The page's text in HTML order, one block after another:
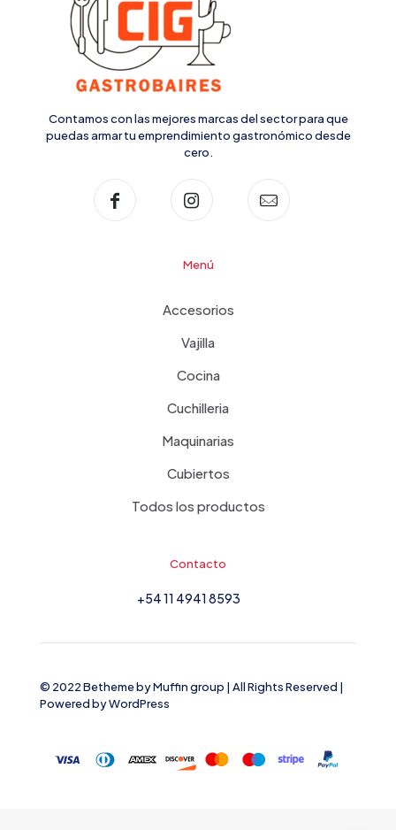
Contamos con las mejores marcas del sector para que
puedas armar tu emprendimiento gastronómico desde
cero.
Menú
Accesorios
Vajilla
Cocina
Cuchilleria
Maquinarias
Cubiertos
Todos los productos
Contacto
+54 11 4941 8593
© 2022 Betheme byMuffin group | All Rights Reserved |
Powered byWordPress